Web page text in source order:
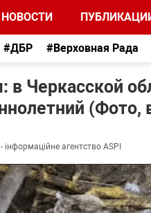
НОВОСТИ
#ДБР #Верховная Рада
в Черкасской
(Фото,
інформаційне агентство ASPI